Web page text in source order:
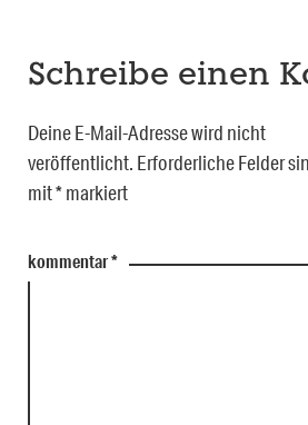
Schreibe einen
Deine E-Mail-Adresse wird nicht
veröffentlicht. Erforderliche Felder
mit*markiert
kommentar*